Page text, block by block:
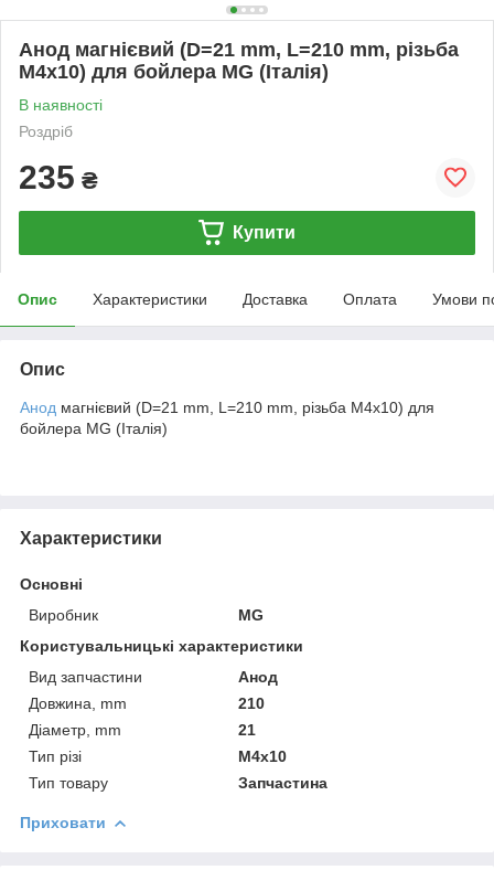
Анод магнієвий (D=21 mm, L=210 mm, різьба
M4x10) для бойлера MG (Італія)
В наявності
Роздріб
235 ₴
Купити
Опис Характеристики Доставка Оплата Умови
Опис
Анод магнієвий (D=21 mm, L=210 mm, різьба M4x10) для
бойлера MG (Італія)
Характеристики
Основні
Виробник
MG
Користувальницькі характеристики
Вид запчастини
Анод
Довжина, mm
210
Діаметр, mm
21
Тип різі
M4x10
Тип товару
Запчастина
Приховати